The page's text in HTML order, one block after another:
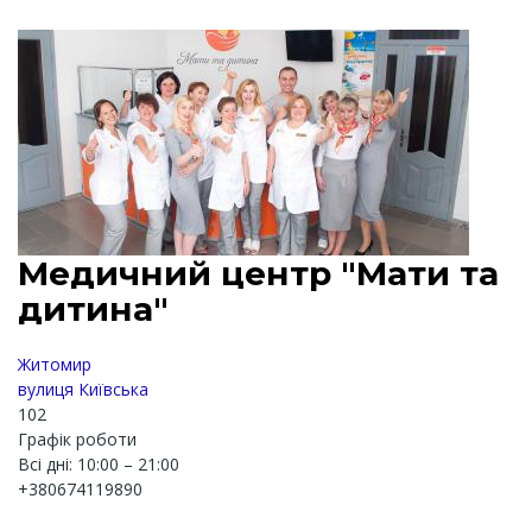
Медичний центр "Мати та
дитина"
Житомир
вулиця Київська
102
Графік роботи
Всі дні: 10:00 – 21:00
+380674119890